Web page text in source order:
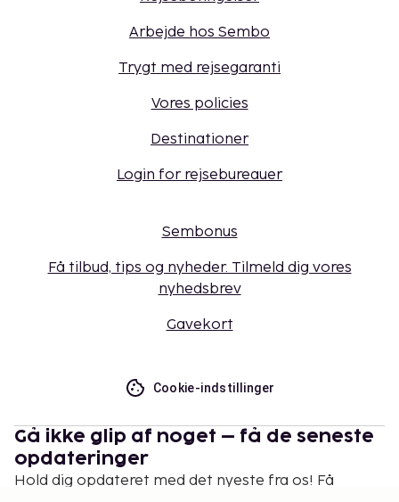
Arbejde hos Sembo
Trygt med rejsegaranti
Vores policies
Destinationer
Login for rejsebureauer
Sembonus
Få tilbud, tips og nyheder. Tilmeld dig vores
nyhedsbrev
Gavekort
Cookie-indstillinger
Gå ikke glip af noget – få de seneste
opdateringer
Hold dig opdateret med det nyeste fra os! Få